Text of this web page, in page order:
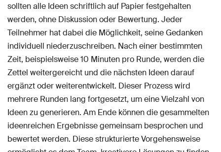
sollten alle Ideen schriftlich auf Papier festgehalten
werden, ohne Diskussion oder Bewertung. Jeder
Teilnehmer hat dabei die Möglichkeit, seine Gedanken
individuell niederzuschreiben. Nach einer bestimmten
Zeit, beispielsweise 10 Minuten pro Runde, werden die
Zettel weitergereicht und die nächsten Ideen darauf
ergänzt oder weiterentwickelt. Dieser Prozess wird
mehrere Runden lang fortgesetzt, um eine Vielzahl von
Ideen zu generieren. Am Ende können die gesammelten
ideenreichen Ergebnisse gemeinsam besprochen und
bewertet werden. Diese strukturierte Vorgehensweise